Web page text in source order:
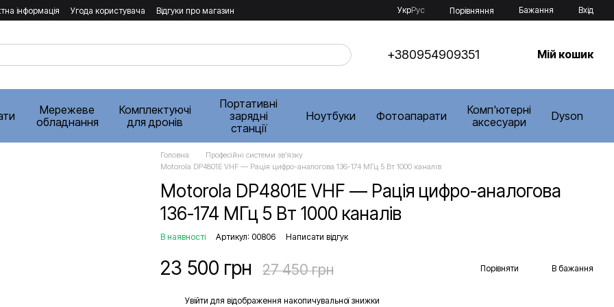
інформація Угода користувача Відгуки про магазин УкрРус Порівняння Бажання Вхід
+380954909351 Мій кошик
Мережеве
обладнання
Комплектуючі
для дронів
Портативні
зарядні
станції
Ноутбуки Фотоапарати
Комп'ютерні
аксесуари
Dyson
Головна
Професійні системи звʼязку
Motorola DP4801E VHF — Рація цифро-аналогова 136-174 МГц 5 Вт 1000 каналів
Motorola DP4801E VHF — Рація цифро-аналогова
136-174 МГц 5 Вт 1000 каналів
В наявності Артикул: 00806 Написати відгук
23 500 грн 27 450 грн Порівняти В бажання
Увійти для відображення накопичувальної знижки